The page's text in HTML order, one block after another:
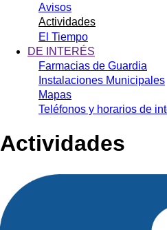
navegación
Avisos
Actividades
El Tiempo
DE INTERÉS
Farmacias de Guardia
Instalaciones Municipales
Mapas
Teléfonos y horarios de
Actividades